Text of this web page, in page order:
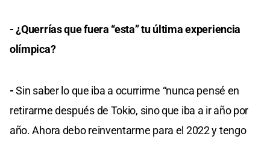
- ¿Querrías que fuera “esta” tu última experiencia
olímpica?
-Sin saber lo que iba a ocurrirme “nunca pensé en
retirarme después de Tokio, sino que iba a ir año por
año. Ahora debo reinventarme para el 2022 y tengo